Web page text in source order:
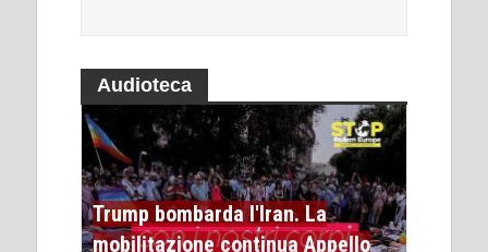
Audioteca
Trump bombarda l'Iran. La
mobilitazione continua Appello